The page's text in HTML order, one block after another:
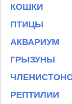
КОШКИ
ПТИЦЫ
АКВАРИУМ
ГРЫЗУНЫ
РЕПТИЛИИ